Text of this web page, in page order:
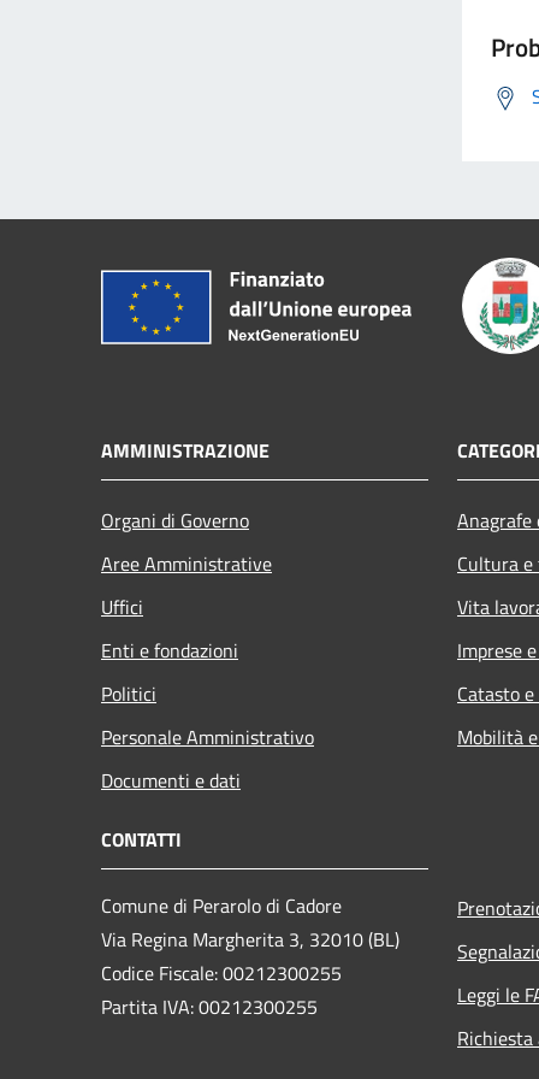
AMMINISTRAZIONE
Organi di Governo
Aree Amministrative
Uffici
Enti e fondazioni
Politici
Personale Amministrativo
Documenti e dati
Cultura
Vita
Imprese
Catasto
Mobilità
CONTATTI
Comune di Perarolo di Cadore
Via Regina Margherita 3, 32010 (BL)
Codice Fiscale: 00212300255
Partita IVA: 00212300255
Leggi le